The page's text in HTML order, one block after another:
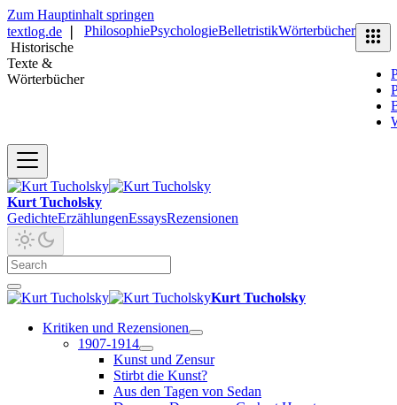
Zum Hauptinhalt springen
textlog.de
Historische
Texte &
Wörterbücher
PhilosophiePsychologieBelletristikWörterbücher
Kurt Tucholsky
GedichteErzählungenEssaysRezensionen
Kurt Tucholsky
Kritiken und Rezensionen
1907-1914
Kunst und Zensur
Stirbt die Kunst?
Aus den Tagen von Sedan